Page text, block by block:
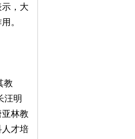
，大
。
教
汪明
林教
才培